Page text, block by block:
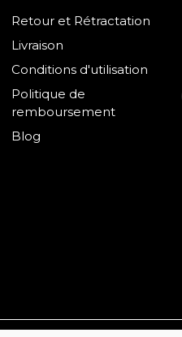
Retour et Rétractation
Livraison
Conditions d'utilisation
Politique de
remboursement
Blog